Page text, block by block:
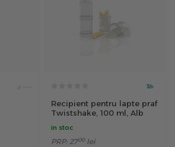
Recipient pentru lapte praf
Twistshake, 100 ml, Alb
in stoc
PRP: 2700 lei